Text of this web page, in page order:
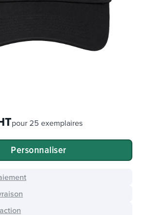
pour 25 exemplaires
Personnaliser